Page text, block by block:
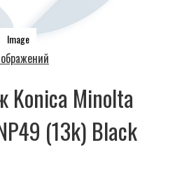
Image
Konica Minolta
(13k) Black